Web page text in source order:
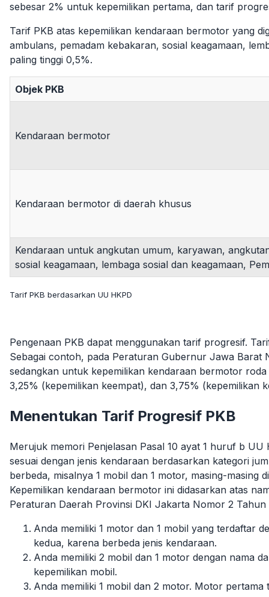
sebesar 2% untuk kepemilikan pertama, dan tarif
Tarif PKB atas kepemilikan kendaraan bermotor yang
ambulans, pemadam kebakaran, sosial keagamaan,
paling tinggi 0,5%.
Objek PKB
Kendaraan bermotor
Kendaraan bermotor di daerah khusus
Kendaraan untuk angkutan umum, karyawan,
sosial keagamaan, lembaga sosial dan keagamaan,
Tarif PKB berdasarkan UU HKPD
Pengenaan PKB dapat menggunakan tarif progresif.
Sebagai contoh, pada Peraturan Gubernur Jawa Barat
sedangkan untuk kepemilikan kendaraan bermotor
3,25% (kepemilikan keempat), dan 3,75% (kepemilikan
Menentukan Tarif Progresif PKB
Merujuk memori Penjelasan Pasal 10 ayat 1 huruf b
sesuai dengan jenis kendaraan berdasarkan kategori
berbeda, misalnya 1 mobil dan 1 motor, masing-masing
Kepemilikan kendaraan bermotor ini didasarkan atas
Peraturan Daerah Provinsi DKI Jakarta Nomor 2
Anda memiliki 1 motor dan 1 mobil yang terdaftar
kedua, karena berbeda jenis kendaraan.
Anda memiliki 2 mobil dan 1 motor dengan nama
kepemilikan mobil.
Anda memiliki 1 mobil dan 2 motor. Motor